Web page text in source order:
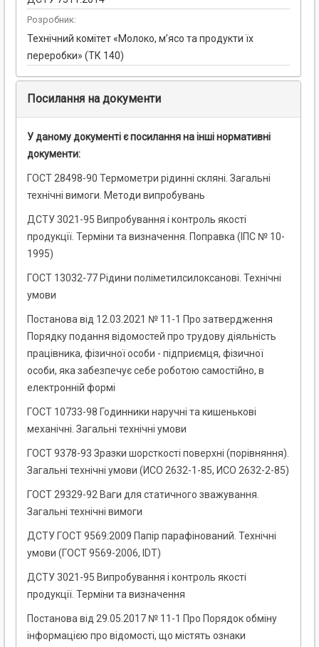
Розробник:
Технічний комітет «Молоко, м’ясо та продукти їх
переробки» (ТК 140)
Посилання на документи
У даному документі є посилання на інші нормативні
документи:
ГОСТ 28498-90 Термометри рідинні скляні. Загальні
технічні вимоги. Методи випробувань
ДСТУ 3021-95 Випробування і контроль якості
продукції. Терміни та визначення. Поправка (ІПС № 10-
1995)
ГОСТ 13032-77 Рідини поліметилсилоксанові. Технічні
умови
Постанова від 12.03.2021 № 11-1 Про затвердження
Порядку подання відомостей про трудову діяльність
працівника, фізичної особи - підприємця, фізичної
особи, яка забезпечує себе роботою самостійно, в
електронній формі
ГОСТ 10733-98 Годинники наручні та кишенькові
механічні. Загальні технічні умови
ГОСТ 9378-93 Зразки шорсткості поверхні (порівняння).
Загальні технічні умови (ИСО 2632-1-85, ИСО 2632-2-85)
ГОСТ 29329-92 Ваги для статичного зважування.
Загальні технічні вимоги
ДСТУ ГОСТ 9569:2009 Папір парафінований. Технічні
умови (ГОСТ 9569-2006, IDТ)
ДСТУ 3021-95 Випробування і контроль якості
продукції. Терміни та визначення
Постанова від 29.05.2017 № 11-1 Про Порядок обміну
інформацією про відомості, що містять ознаки